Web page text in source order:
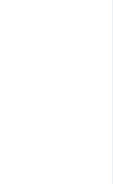
especializada